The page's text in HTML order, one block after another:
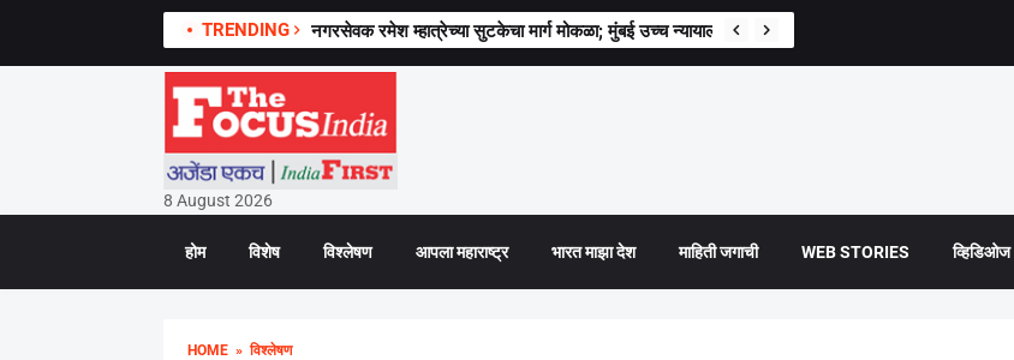
TRENDING नगरसेवक रमेश म्हात्रेच्या सुटकेचा मार्ग मोकळा; मुंबई उच्च न्यायालयाने जामीनावरील स्थगिती उठवली
8 August 2026
होम विशेष विश्लेषण आपला महाराष्ट्र भारत माझा देश माहिती जगाची WEB STORIES व्हिडिओज
HOME» विश्लेषण